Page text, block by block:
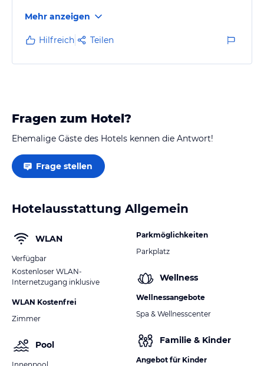
Mehr anzeigen
Hilfreich Teilen
Fragen zum Hotel?
Ehemalige Gäste des Hotels kennen die Antwort!
Frage stellen
Hotelausstattung Allgemein
WLAN
Verfügbar
Kostenloser WLAN-
Internetzugang inklusive
WLAN Kostenfrei
Zimmer
Pool
Parkmöglichkeiten
Parkplatz
Wellness
Wellnessangebote
Spa & Wellnesscenter
Familie & Kinder
Angebot für Kinder